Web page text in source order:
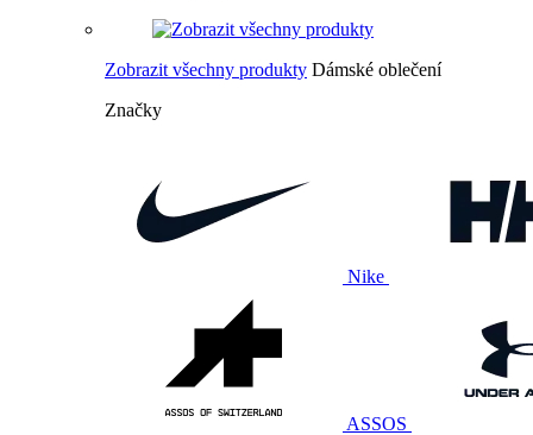
Zobrazit všechny produkty Dámské oblečení
Značky
Nike
ASSOS